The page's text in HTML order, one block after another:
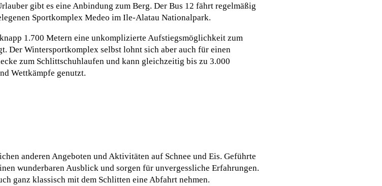
gibt es eine Anbindung zum Berg. Der Bus 12 fährt regelmäßig
Sportkomplex Medeo im Ile-Alatau Nationalpark.
1.700 Metern eine unkomplizierte Aufstiegsmöglichkeit zum
Der Wintersportkomplex selbst lohnt sich aber auch für einen
zum Schlittschuhlaufen und kann gleichzeitig bis zu 3.000
Wettkämpfe genutzt.
anderen Angeboten und Aktivitäten auf Schnee und Eis. Geführte
wunderbaren Ausblick und sorgen für unvergessliche Erfahrungen.
ganz klassisch mit dem Schlitten eine Abfahrt nehmen.